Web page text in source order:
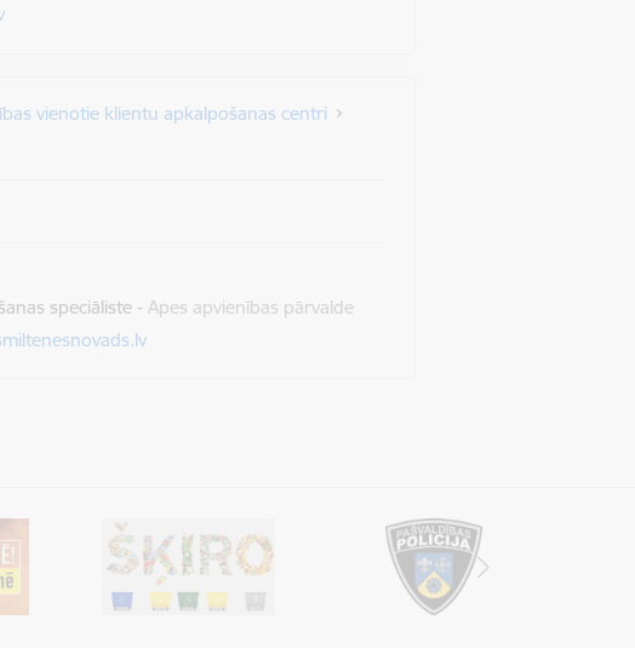
vienotie klientu apkalpošanas centri
speciāliste - Apes apvienības pārvalde